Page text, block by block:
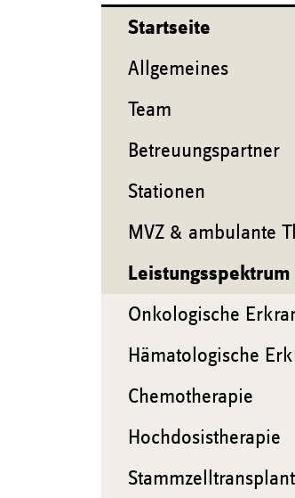
Startseite
Allgemeines
Team
Betreuungspartner
Stationen
MVZ & ambulante
Leistungsspektrum
Onkologische
Hämatologische
Chemotherapie
Hochdosistherapie